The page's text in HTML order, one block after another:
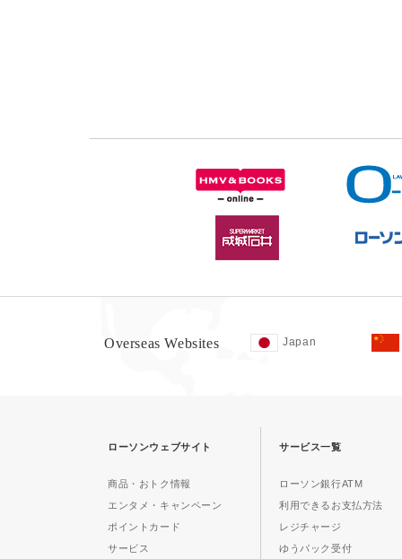
Overseas Websites Japan
ローソンウェブサイト
商品・おトク情報
エンタメ・キャンペーン
ポイントカード
サービス
サービス一覧
ローソン銀行ATM
利用できるお支払方法
レジチャージ
ゆうパック受付